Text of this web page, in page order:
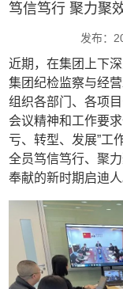
发布：
近期，在集团上下
集团纪检监察与经
组织各部门、各项
会议精神和工作要
亏、转型、发展”工
全员笃信笃行、聚
奉献的新时期启迪人